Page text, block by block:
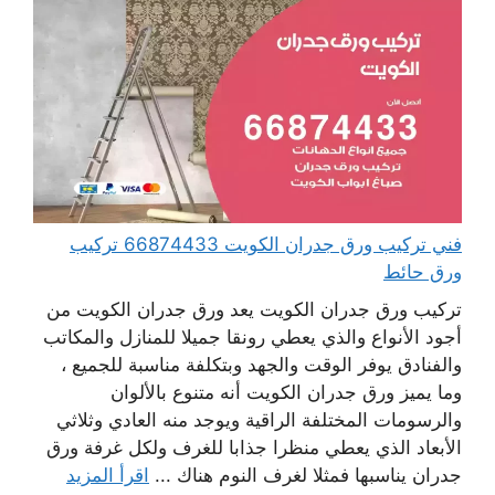
فني تركيب ورق جدران الكويت 66874433 تركيب
ورق حائط
تركيب ورق جدران الكويت يعد ورق جدران الكويت من
أجود الأنواع والذي يعطي رونقا جميلا للمنازل والمكاتب
والفنادق يوفر الوقت والجهد وبتكلفة مناسبة للجميع ،
وما يميز ورق جدران الكويت أنه متنوع بالألوان
والرسومات المختلفة الراقية ويوجد منه العادي وثلاثي
الأبعاد الذي يعطي منظرا جذابا للغرف ولكل غرفة ورق
جدران يناسبها فمثلا لغرف النوم هناك ... اقرأ المزيد